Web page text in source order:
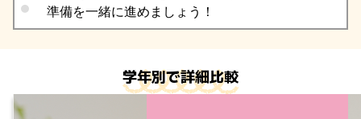
準備を一緒に進めましょう！
学年別で詳細比較